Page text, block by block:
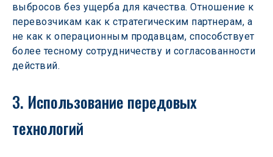
выбросов без ущерба для качества. Отношение к
перевозчикам как к стратегическим партнерам, а
не как к операционным продавцам, способствует
более тесному сотрудничеству и согласованности
действий.
3. Использование передовых
технологий